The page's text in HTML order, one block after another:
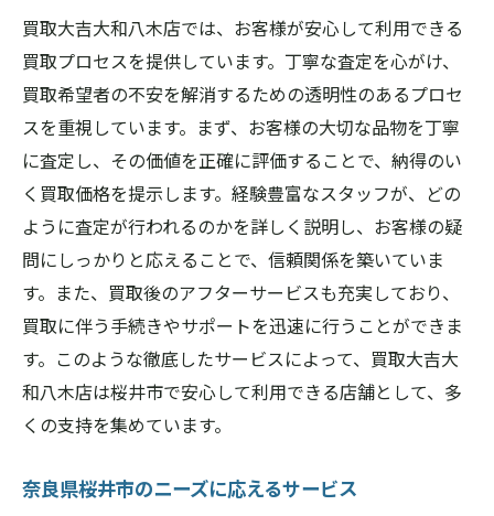
買取大吉大和八木店では、お客様が安心して利用できる
買取プロセスを提供しています。丁寧な査定を心がけ、
買取希望者の不安を解消するための透明性のあるプロセ
スを重視しています。まず、お客様の大切な品物を丁寧
に査定し、その価値を正確に評価することで、納得のい
く買取価格を提示します。経験豊富なスタッフが、どの
ように査定が行われるのかを詳しく説明し、お客様の疑
問にしっかりと応えることで、信頼関係を築いていま
す。また、買取後のアフターサービスも充実しており、
買取に伴う手続きやサポートを迅速に行うことができま
す。このような徹底したサービスによって、買取大吉大
和八木店は桜井市で安心して利用できる店舗として、多
くの支持を集めています。
奈良県桜井市のニーズに応えるサービス